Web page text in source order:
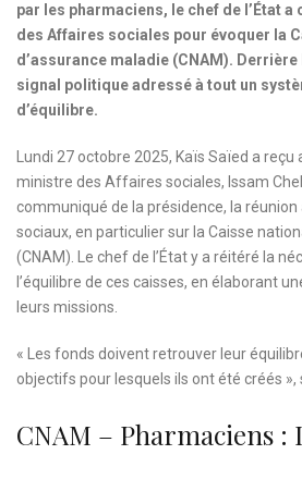
par les pharmaciens, le chef de l’État
des Affaires sociales pour évoquer la
d’assurance maladie (CNAM).
signal politique adressé à tout un
d’équilibre.
Lundi 27 octobre 2025, Kaïs Saïed a reçu
ministre des Affaires sociales, Issam
communiqué de la présidence, la
sociaux, en particulier sur la Caisse
(CNAM). Le chef de l’État y a réitéré la
l’équilibre de ces caisses, en élaborant
leurs missions.
« Les fonds doivent retrouver leur
objectifs pour lesquels ils ont été créés »,
CNAM – Pharmaciens :